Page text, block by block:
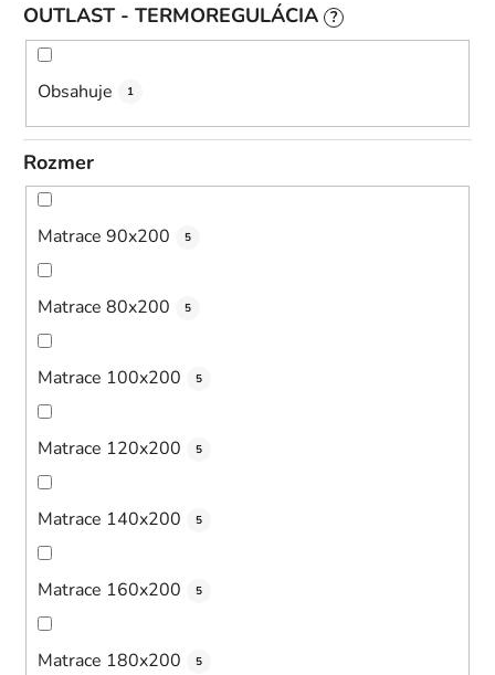
OUTLAST - TERMOREGULÁCIA ?
Obsahuje 1
Rozmer
Matrace 90x200 5
Matrace 80x200 5
Matrace 100x200 5
Matrace 120x200 5
Matrace 140x200 5
Matrace 160x200 5
Matrace 180x200 5